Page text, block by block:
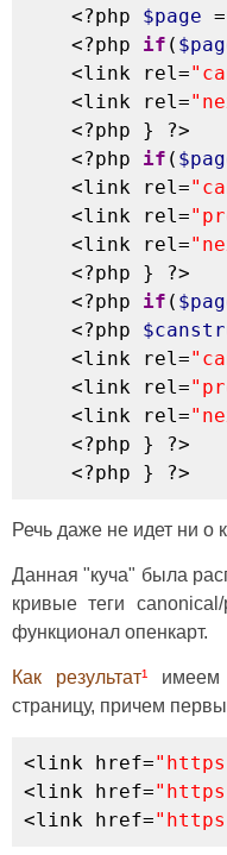
<?php
$page =
<?php
if (
<link rel =
<link rel =
<?php
}
?>
<?php
if (
<link rel =
<link rel =
<link rel =
<?php
}
?>
<?php
if (
<?php
<link rel =
<link rel =
<link rel =
<?php
}
?>
<?php
} ?>
Речь даже не идет ни о
Данная "куча" была
кривые теги
функционал опенкарт.
Как результат¹
страницу, причем
<link href=
<link href=
<link href=